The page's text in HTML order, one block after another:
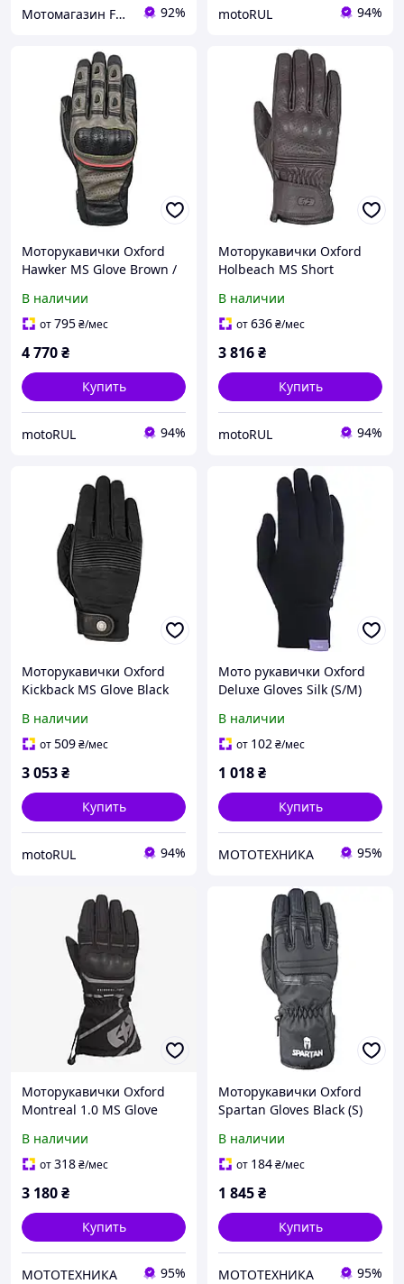
Мотомагазин FREERIDER 92% motoRUL 94%
Моторукавички Oxford
Hawker MS Glove Brown /
В наличии
от795₴/мес
4 770₴
Купить
motoRUL 94%
Моторукавички Oxford
Holbeach MS Short
В наличии
от636₴/мес
3 816₴
Купить
motoRUL 94%
Моторукавички Oxford
Kickback MS Glove Black
В наличии
от509₴/мес
3 053₴
Купить
motoRUL 94%
Мото рукавички Oxford
Deluxe Gloves Silk (S/M)
В наличии
от 102₴/мес
1 018₴
Купить
МОТОТЕХНИКА 95%
Моторукавички Oxford
Montreal 1.0 MS Glove
В наличии
от318₴/мес
3 180₴
Купить
МОТОТЕХНИКА 95%
Моторукавички Oxford
Spartan Gloves Black (S)
В наличии
от 184₴/мес
1 845₴
Купить
МОТОТЕХНИКА 95%